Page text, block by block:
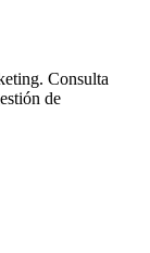
Consulta
de